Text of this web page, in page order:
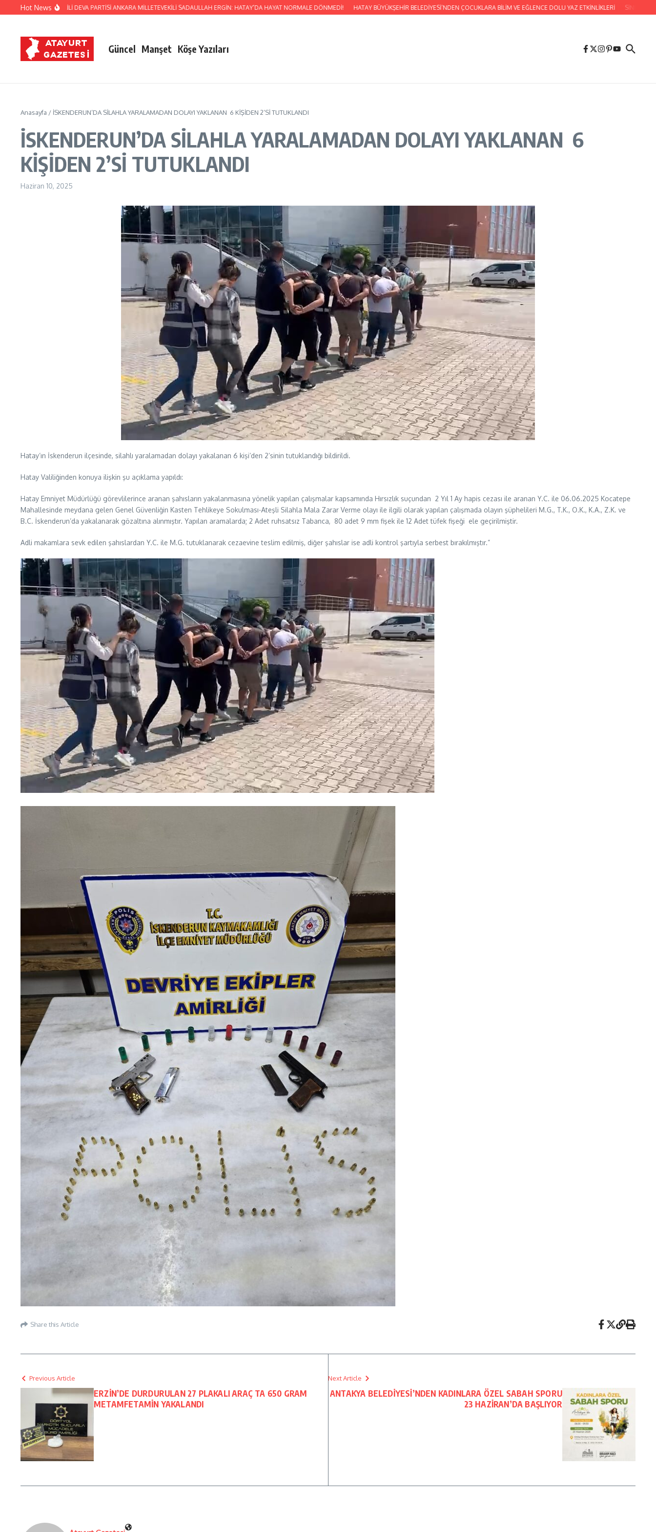
İçeriğe atlaHot News
ESKİ MİLLETVEKİLİ DEVA PARTİSİ ANKARA MİLLETEVEKİLİ SADAULLAH ERGİN: HATAY’DA HAYAT NORMALE DÖNMEDİ! HATAY BÜYÜKŞEHİR BELEDİYESİ’NDEN ÇOCUKLARA BİLİM VE EĞLENCE DOLU YAZ ETKİNLİKLERİ SİNEMA
Güncel Manşet Köşe Yazıları
Anasayfa / İSKENDERUN’DA SİLAHLA YARALAMADAN DOLAYI YAKLANAN 6 KİŞİDEN 2’Sİ TUTUKLANDI
İSKENDERUN’DA SİLAHLA YARALAMADAN DOLAYI YAKLANAN 6
KİŞİDEN 2’Sİ TUTUKLANDI
Haziran 10, 2025
Hatay’ın İskenderun ilçesinde, silahlı yaralamadan dolayı yakalanan 6 kişi’den 2’sinin tutuklandığı bildirildi.
Hatay Valiliğinden konuya ilişkin şu açıklama yapıldı:
Hatay Emniyet Müdürlüğü görevlilerince aranan şahısların yakalanmasına yönelik yapılan çalışmalar kapsamında Hırsızlık suçundan 2 Yıl 1 Ay hapis cezası ile aranan Y.C. ile 06.06.2025 Kocatepe
Mahallesinde meydana gelen Genel Güvenliğin Kasten Tehlikeye Sokulması-Ateşli Silahla Mala Zarar Verme olayı ile ilgili olarak yapılan çalışmada olayın şüphelileri M.G., T.K., O.K., K.A., Z.K. ve
B.C. İskenderun’da yakalanarak gözaltına alınmıştır. Yapılan aramalarda; 2 Adet ruhsatsız Tabanca, 80 adet 9 mm fişek ile 12 Adet tüfek fişeği ele geçirilmiştir.
Adli makamlara sevk edilen şahıslardan Y.C. ile M.G. tutuklanarak cezaevine teslim edilmiş, diğer şahıslar ise adli kontrol şartıyla serbest bırakılmıştır.”
Share this Article
Previous Article
ERZİN’DE DURDURULAN 27 PLAKALI ARAÇ TA 650 GRAM
METAMFETAMİN YAKALANDI
Next Article
ANTAKYA BELEDİYESİ’NDEN KADINLARA ÖZEL SABAH SPORU
23 HAZİRAN’DA BAŞLIYOR